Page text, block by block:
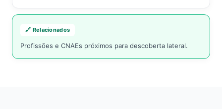
🔗 Relacionados
Profissões e CNAEs próximos para descoberta lateral.